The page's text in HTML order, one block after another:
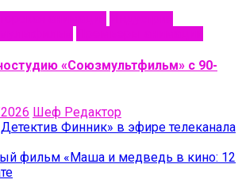
«Союзмультфильм» с 90-
Шеф Редактор
Финник» в эфире телеканала
фильм «Маша и медведь в кино: 12